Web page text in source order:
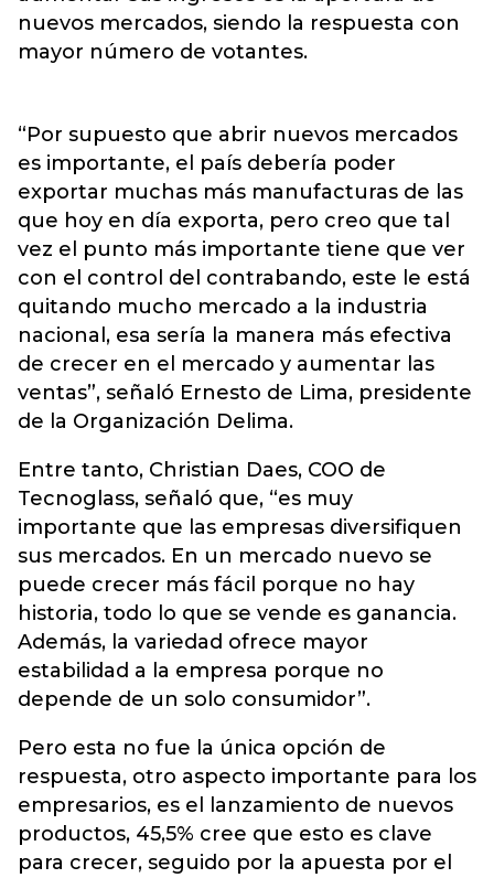
nuevos mercados, siendo la respuesta con
mayor número de votantes.
“Por supuesto que abrir nuevos mercados
es importante, el país debería poder
exportar muchas más manufacturas de las
que hoy en día exporta, pero creo que tal
vez el punto más importante tiene que ver
con el control del contrabando, este le está
quitando mucho mercado a la industria
nacional, esa sería la manera más efectiva
de crecer en el mercado y aumentar las
ventas”, señaló Ernesto de Lima, presidente
de la Organización Delima.
Entre tanto, Christian Daes, COO de
Tecnoglass, señaló que, “es muy
importante que las empresas diversifiquen
sus mercados. En un mercado nuevo se
puede crecer más fácil porque no hay
historia, todo lo que se vende es ganancia.
Además, la variedad ofrece mayor
estabilidad a la empresa porque no
depende de un solo consumidor”.
Pero esta no fue la única opción de
respuesta, otro aspecto importante para los
empresarios, es el lanzamiento de nuevos
productos, 45,5% cree que esto es clave
para crecer, seguido por la apuesta por el